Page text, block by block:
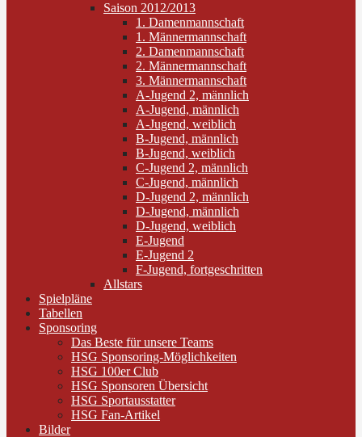
Saison 2012/2013
1. Damenmannschaft
1. Männermannschaft
2. Damenmannschaft
2. Männermannschaft
3. Männermannschaft
A-Jugend 2, männlich
A-Jugend, männlich
A-Jugend, weiblich
B-Jugend, männlich
B-Jugend, weiblich
C-Jugend 2, männlich
C-Jugend, männlich
D-Jugend 2, männlich
D-Jugend, männlich
D-Jugend, weiblich
E-Jugend
E-Jugend 2
F-Jugend, fortgeschritten
Allstars
Spielpläne
Tabellen
Sponsoring
Das Beste für unsere Teams
HSG Sponsoring-Möglichkeiten
HSG 100er Club
HSG Sponsoren Übersicht
HSG Sportausstatter
HSG Fan-Artikel
Bilder